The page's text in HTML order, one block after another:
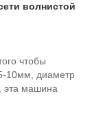
волнистой
чтобы
10мм, диаметр
эта машина